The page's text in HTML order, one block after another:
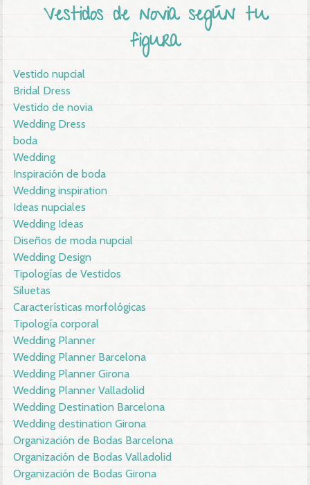
Vestidos de novia según tu
figura
Vestido nupcial
Bridal Dress
Vestido de novia
Wedding Dress
boda
Wedding
Inspiración de boda
Wedding inspiration
Ideas nupciales
Wedding Ideas
Diseños de moda nupcial
Wedding Design
Tipologías de Vestidos
Siluetas
Características morfológicas
Tipología corporal
Wedding Planner
Wedding Planner Barcelona
Wedding Planner Girona
Wedding Planner Valladolid
Wedding Destination Barcelona
Wedding destination Girona
Organización de Bodas Barcelona
Organización de Bodas Valladolid
Organización de Bodas Girona